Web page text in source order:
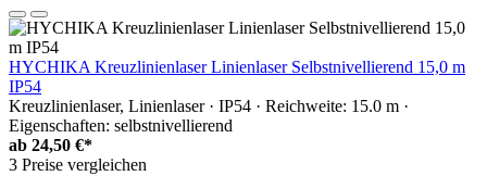
HYCHIKA Kreuzlinienlaser Linienlaser Selbstnivellierend 15,0 m
IP54
Kreuzlinienlaser, Linienlaser · IP54 · Reichweite: 15.0 m ·
Eigenschaften: selbstnivellierend
ab 24,50 €*
3 Preise vergleichen